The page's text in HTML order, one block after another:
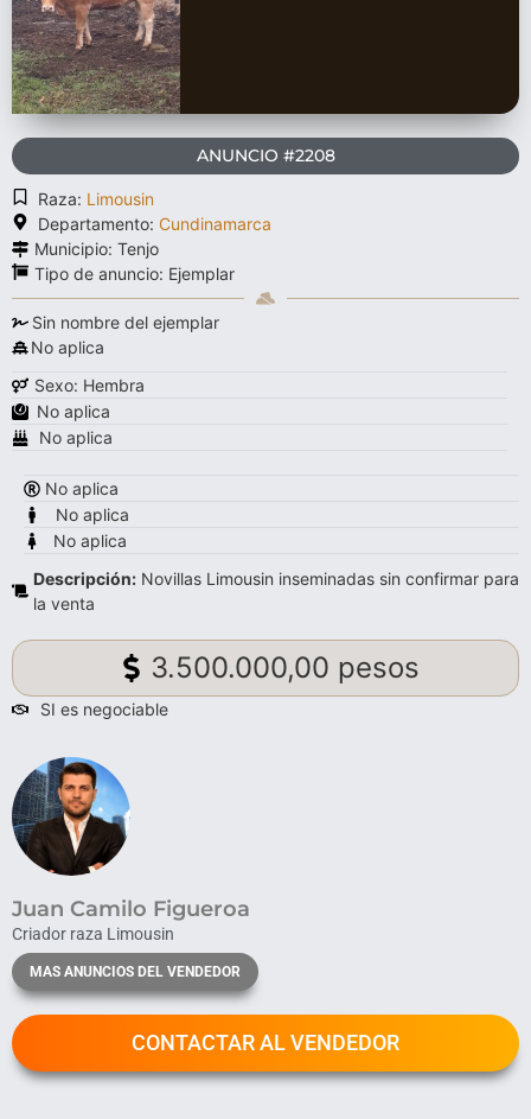
ANUNCIO #2208
Raza: Limousin
Departamento: Cundinamarca
Municipio: Tenjo
Tipo de anuncio: Ejemplar
Sin nombre del ejemplar
No aplica
Sexo: Hembra
No aplica
No aplica
No aplica
No aplica
No aplica
Descripción: Novillas Limousin inseminadas sin confirmar para
la venta
3.500.000,00 pesos
SI es negociable
Juan Camilo Figueroa
Criador raza Limousin
MAS ANUNCIOS DEL VENDEDOR
CONTACTAR AL VENDEDOR